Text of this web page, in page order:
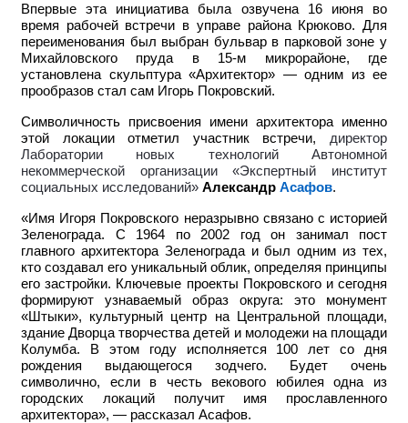
Впервые эта инициатива была озвучена 16 июня во
время рабочей встречи в управе района Крюково. Для
переименования был выбран бульвар в парковой зоне у
Михайловского пруда в 15-м микрорайоне, где
установлена скульптура «Архитектор» — одним из ее
прообразов стал сам Игорь Покровский.
Символичность присвоения имени архитектора именно
этой локации отметил участник встречи, директор
Лаборатории новых технологий Автономной
некоммерческой организации «Экспертный институт
социальных исследований» Александр Асафов.
«Имя Игоря Покровского неразрывно связано с историей
Зеленограда. С 1964 по 2002 год он занимал пост
главного архитектора Зеленограда и был одним из тех,
кто создавал его уникальный облик, определяя принципы
его застройки. Ключевые проекты Покровского и сегодня
формируют узнаваемый образ округа: это монумент
«Штыки», культурный центр на Центральной площади,
здание Дворца творчества детей и молодежи на площади
Колумба. В этом году исполняется 100 лет со дня
рождения выдающегося зодчего. Будет очень
символично, если в честь векового юбилея одна из
городских локаций получит имя прославленного
архитектора», — рассказал Асафов.